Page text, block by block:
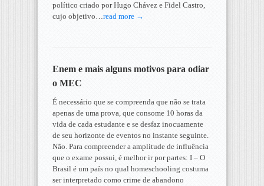
político criado por Hugo Chávez e Fidel Castro,
cujo objetivo…read more →
Enem e mais alguns motivos para odiar
o MEC
É necessário que se compreenda que não se trata
apenas de uma prova, que consome 10 horas da
vida de cada estudante e se desfaz inocuamente
de seu horizonte de eventos no instante seguinte.
Não. Para compreender a amplitude de influência
que o exame possui, é melhor ir por partes: I – O
Brasil é um país no qual homeschooling costuma
ser interpretado como crime de abandono